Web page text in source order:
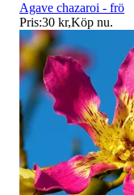
Agave chazaroi - frö
Pris:30 kr,Köp nu.